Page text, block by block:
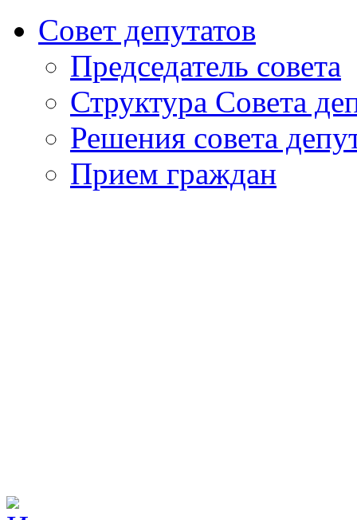
Совет депутатов
Председатель совета
Структура Совета
Решения совета
Прием граждан